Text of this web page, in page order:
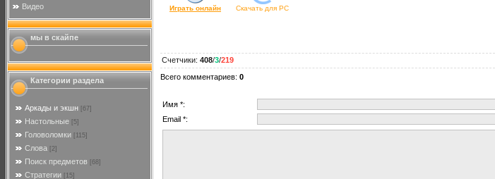
Видео
мы в скайпе
Категории раздела
Аркады и экшн [67]
Настольные [5]
Головоломки [115]
Слова [2]
Поиск предметов [68]
Стратегии [15]
Играть онлайн Скачать для PC
Счетчики: 408/3/219
Всего комментариев: 0
Имя *:
Email *: